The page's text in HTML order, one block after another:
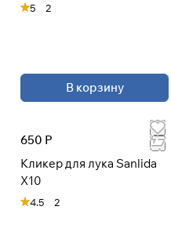
5 2
В корзину
650 Р
Кликер для лука Sanlida
X10
4.5 2